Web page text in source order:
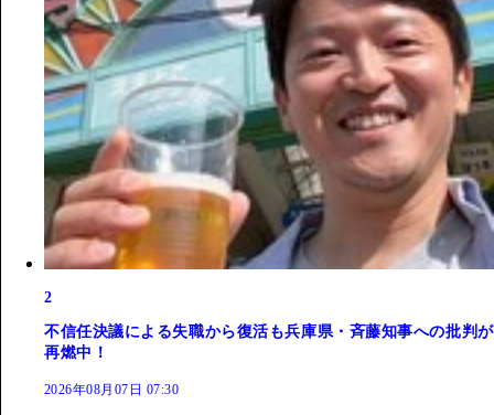
2
不信任決議による失職から復活も兵庫県・斉藤知事への批判が
再燃中！
2026年08月07日 07:30